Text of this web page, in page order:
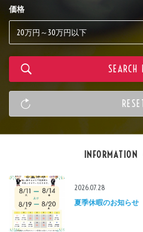
価格
INFORMATION
2026.07.28
夏季休暇のお知らせ